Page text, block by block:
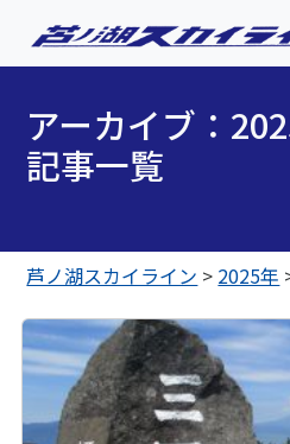
アーカイブ：
記事一覧
芦ノ湖スカイライン > 2025年